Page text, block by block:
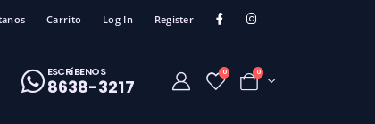
Carrito Log In Register
ESCRíBENOS
8638-3217
0 0